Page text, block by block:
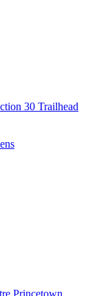
30 Trailhead
Princetown